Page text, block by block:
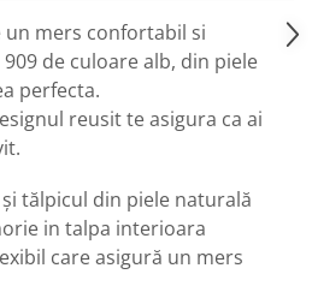
un mers confortabil si
de culoare alb, din piele
perfecta.
reusit te asigura ca ai
tălpicul din piele naturală
in talpa interioara
care asigură un mers